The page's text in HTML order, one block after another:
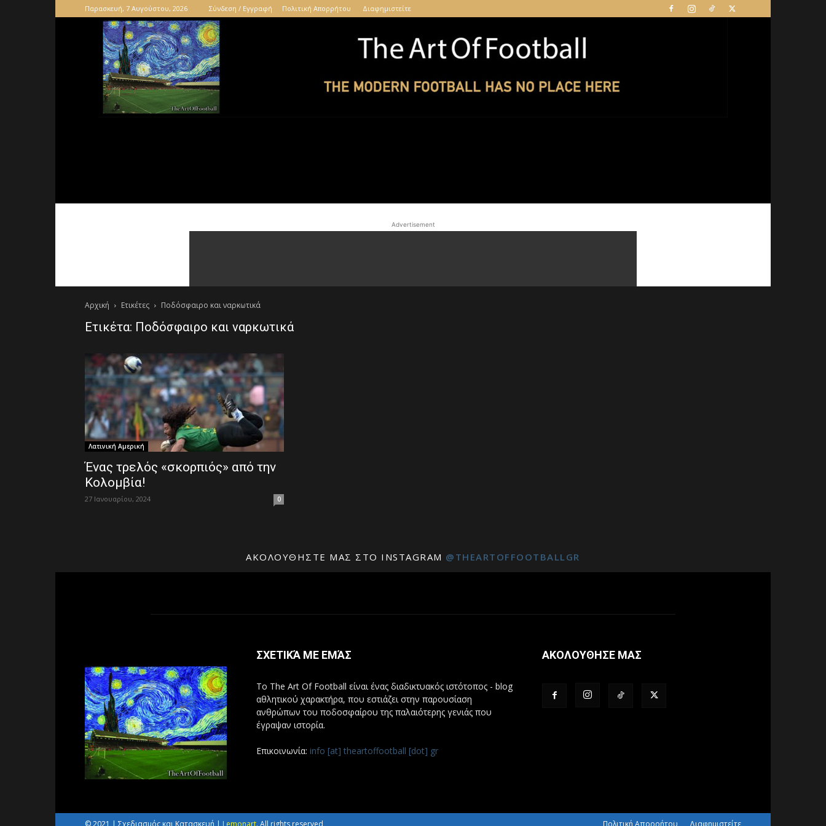
Παρασκευή, 7 Αυγούστου, 2026 Σύνδεση / Εγγραφή Πολιτική Απορρήτου Διαφημιστείτε
Advertisement
Αρχική Ετικέτες Ποδόσφαιρο και ναρκωτικά
Ετικέτα: Ποδόσφαιρο και ναρκωτικά
Λατινική Αμερική
Ένας τρελός «σκορπιός» από την
Κολομβία!
27 Ιανουαρίου, 2024 0
ΑΚΟΛΟΥΘΉΣΤΕ ΜΑΣ ΣΤΟ INSTAGRAM @THEARTOFFOOTBALLGR
ΣΧΕΤΙΚΆ ΜΕ ΕΜΆΣ
Το The Art Of Football είναι ένας διαδικτυακός ιστότοπος - blog
αθλητικού χαρακτήρα, που εστιάζει στην παρουσίαση
ανθρώπων του ποδοσφαίρου της παλαιότερης γενιάς που
έγραψαν ιστορία.
Επικοινωνία: info [at] theartoffootball [dot] gr
ΑΚΟΛΟΥΘΗΣΕ ΜΑΣ
Πολιτική Απορρήτου Διαφημιστείτε
© 2021 | Σχεδιασμός και Κατασκευή | Lemonart. All rights reserved